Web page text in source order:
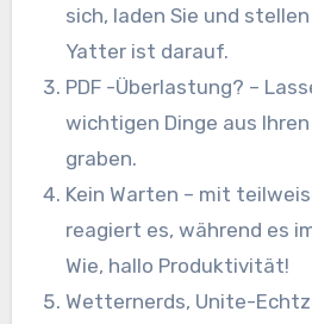
sich, laden Sie und
Yatter ist darauf.
PDF -Überlastung? –
wichtigen Dinge aus Ihren
graben.
Kein Warten – mit
reagiert es, während es
Wie, hallo Produktivität!
Wetternerds, Unite-